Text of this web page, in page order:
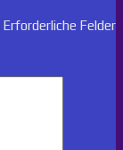
Erforderliche Felder